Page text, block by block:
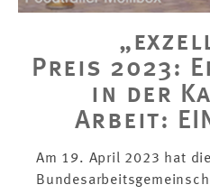
Preis 2023:
in der
Arbeit:
Am 19. April 2023 hat die